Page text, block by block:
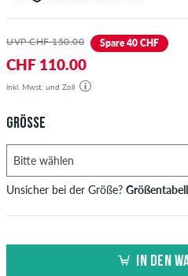
UVP CHF 150.00 Spare 40 CHF
CHF 110.00
inkl. Mwst. und Zoll
GRÖSSE
Unsicher bei der Größe?
IN DEN